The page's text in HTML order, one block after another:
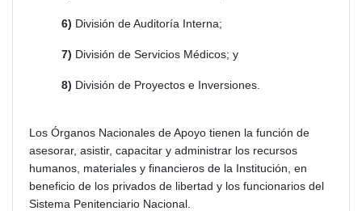
6) División de Auditoría Interna;
7) División de Servicios Médicos; y
8) División de Proyectos e Inversiones.
Los Órganos Nacionales de Apoyo tienen la función de
asesorar, asistir, capacitar y administrar los recursos
humanos, materiales y financieros de la Institución, en
beneficio de los privados de libertad y los funcionarios del
Sistema Penitenciario Nacional.